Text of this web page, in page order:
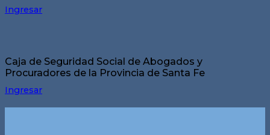
Ingresar
Caja de Seguridad Social de Abogados y
Procuradores de la Provincia de Santa Fe
Ingresar